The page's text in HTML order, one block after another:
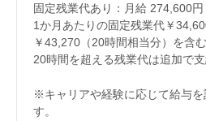
固定残業代あり：月給 274,600
1か月あたりの固定残業代￥
￥43,270（20時間相当分）を含む
20時間を超える残業代は追加で支
※キャリアや経験に応じて給与を
す。